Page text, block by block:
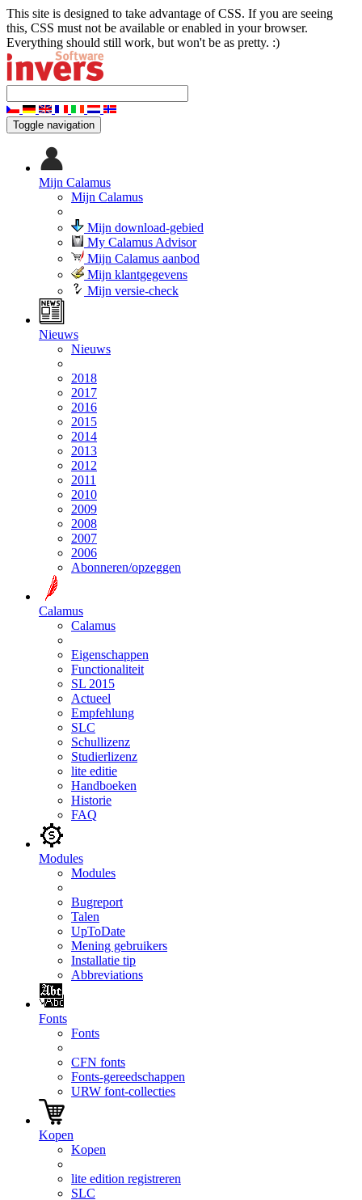
This site is designed to take advantage of CSS. If you are seeing
this, CSS must not be available or enabled in your browser.
Everything should still work, but won't be as pretty. :)
Toggle navigation
Mijn Calamus
Mijn Calamus
Mijn download-gebied
My Calamus Advisor
Mijn Calamus aanbod
Mijn klantgegevens
Mijn versie-check
Nieuws
Nieuws
2018
2017
2016
2015
2014
2013
2012
2011
2010
2009
2008
2007
2006
Abonneren/opzeggen
Calamus
Calamus
Eigenschappen
Functionaliteit
SL 2015
Actueel
Empfehlung
SLC
Schullizenz
Studierlizenz
lite editie
Handboeken
Historie
FAQ
Modules
Modules
Bugreport
Talen
UpToDate
Mening gebruikers
Installatie tip
Abbreviations
Fonts
Fonts
CFN fonts
Fonts-gereedschappen
URW font-collecties
Kopen
Kopen
lite edition registreren
SLC